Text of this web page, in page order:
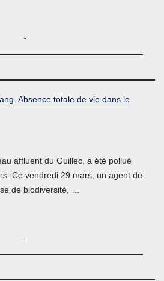
Absence totale de vie dans le
affluent du Guillec, a été pollué
Ce vendredi 29 mars, un agent de
de biodiversité, …